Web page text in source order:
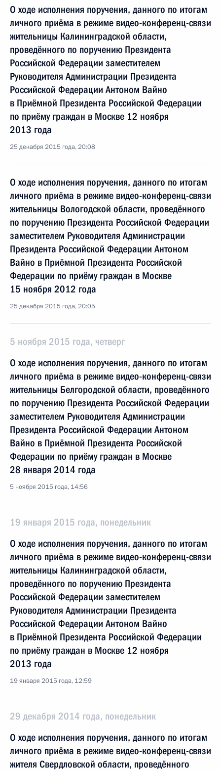
О ходе исполнения поручения, данного по итогам
личного приёма в режиме видео-конференц-связи
жительницы Калининградской области,
проведённого по поручению Президента
Российской Федерации заместителем
Руководителя Администрации Президента
Российской Федерации Антоном Вайно
в Приёмной Президента Российской Федерации
по приёму граждан в Москве 12 ноября
2013 года
25 декабря 2015 года, 20:08
О ходе исполнения поручения, данного по итогам
личного приёма в режиме видео-конференц-связи
жительницы Вологодской области, проведённого
по поручению Президента Российской Федерации
заместителем Руководителя Администрации
Президента Российской Федерации Антоном
Вайно в Приёмной Президента Российской
Федерации по приёму граждан в Москве
15 ноября 2012 года
25 декабря 2015 года, 20:05
5 ноября 2015 года, четверг
О ходе исполнения поручения, данного по итогам
личного приёма в режиме видео-конференц-связи
жительницы Белгородской области, проведённого
по поручению Президента Российской Федерации
заместителем Руководителя Администрации
Президента Российской Федерации Антоном
Вайно в Приёмной Президента Российской
Федерации по приёму граждан в Москве
28 января 2014 года
5 ноября 2015 года, 14:56
19 января 2015 года, понедельник
О ходе исполнения поручения, данного по итогам
личного приёма в режиме видео-конференц-связи
жительницы Калининградской области,
проведённого по поручению Президента
Российской Федерации заместителем
Руководителя Администрации Президента
Российской Федерации Антоном Вайно
в Приёмной Президента Российской Федерации
по приёму граждан в Москве 12 ноября
2013 года
19 января 2015 года, 12:59
29 декабря 2014 года, понедельник
О ходе исполнения поручения, данного по итогам
личного приёма в режиме видео-конференц-связи
жителя Свердловской области, проведённого